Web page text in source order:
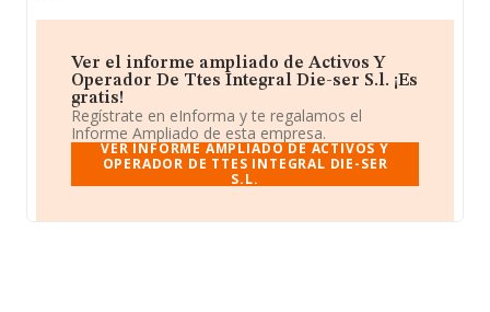
Ver el informe ampliado de Activos Y
Operador De Ttes Integral Die-ser S.l. ¡Es
gratis!
Regístrate en eInforma y te regalamos el
Informe Ampliado de esta empresa.
VER INFORME AMPLIADO DE ACTIVOS Y
OPERADOR DE TTES INTEGRAL DIE-SER
S.L.